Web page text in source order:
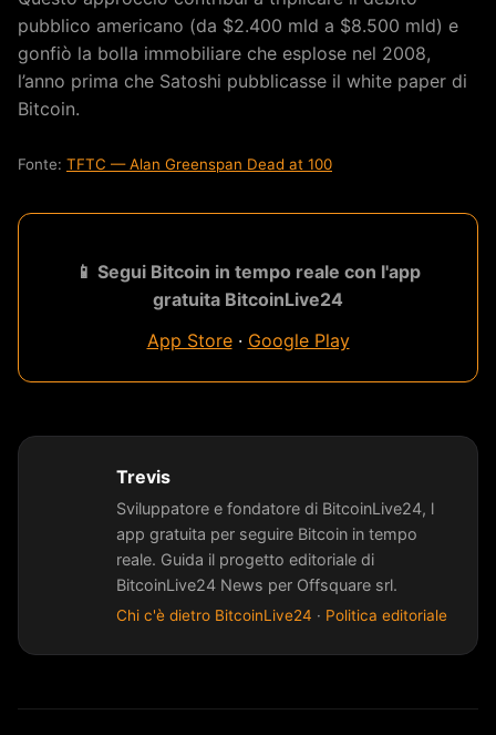
pubblico americano (da $2.400 mld a $8.500 mld) e
gonfiò la bolla immobiliare che esplose nel 2008,
l’anno prima che Satoshi pubblicasse il white paper di
Bitcoin.
Fonte: TFTC — Alan Greenspan Dead at 100
📱 Segui Bitcoin in tempo reale con l'app
gratuita BitcoinLive24
App Store· Google Play
Trevis
Sviluppatore e fondatore di BitcoinLive24, l
app gratuita per seguire Bitcoin in tempo
reale. Guida il progetto editoriale di
BitcoinLive24 News per Offsquare srl.
Chi c'è dietro BitcoinLive24 · Politica editoriale